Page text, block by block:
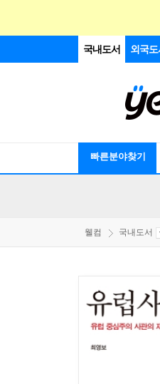
국내도서 외국도
빠른분야찾기
웰컴 국내도서